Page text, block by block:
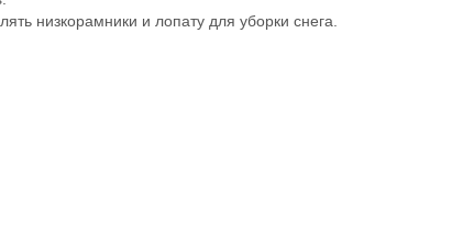
низкорамники и лопату для уборки снега.